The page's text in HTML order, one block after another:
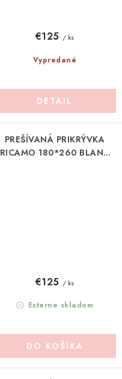
Vypredané
€125 / ks
DETAIL
PREŠÍVANÁ PRIKRÝVKA
RICAMO 180*260 BLANC
Externe skladom
€125 / ks
DO KOŠÍKA